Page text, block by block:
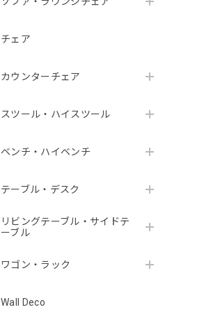
チェア
カウンターチェア
スツール・ハイスツール
ベンチ・ハイベンチ
テーブル・デスク
リビングテーブル・サイドテ
ーブル
ワゴン・ラック
Wall Deco